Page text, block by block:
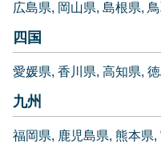
広島県 岡山県 島根県
四国
愛媛県 香川県 高知県
九州
福岡県 鹿児島県 熊本県